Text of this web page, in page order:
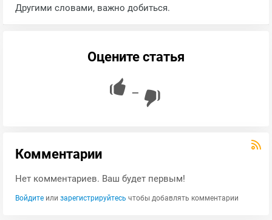
Другими словами, важно добиться.
Оцените статья
—
Комментарии
Нет комментариев. Ваш будет первым!
Войдите или зарегистрируйтесь чтобы добавлять комментарии